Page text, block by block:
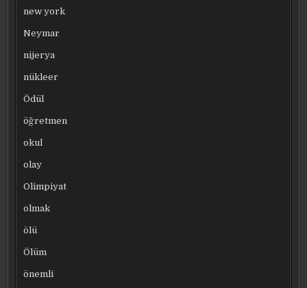
new york
Neymar
nijerya
nükleer
Ödül
öğretmen
okul
olay
Olimpiyat
olmak
ölü
Ölüm
önemli